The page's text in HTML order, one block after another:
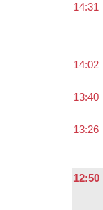
14:31
14:02
13:40
13:26
12:50